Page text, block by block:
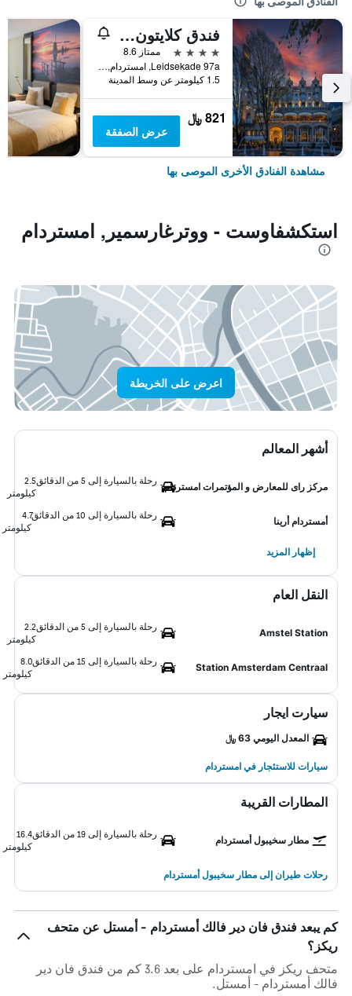
فندق كلايتون أمستردام أمريكان
4 نجوم
ممتاز 8.6
Leidsekade 97a, امستردام, مقاطعة شمال هولندا, هولندا
1.5 كيلومتر عن وسط المدينة
821 ﷼
عرض الصفقة
مشاهدة الفنادق الأخرى الموصى بها
استكشفاوست - ووترغارسمير, امستردام
اعرض على الخريطة
أشهر المعالم
مركز راى للمعارض و المؤتمرات امستردام
رحلة بالسيارة إلى 5 من الدقائق
2.5
كيلومتر
أمستردام أرينا
رحلة بالسيارة إلى 10 من الدقائق
4.7
كيلومتر
إظهار المزيد
النقل العام
Amstel Station
رحلة بالسيارة إلى 5 من الدقائق
2.2
كيلومتر
Station Amsterdam Centraal
رحلة بالسيارة إلى 15 من الدقائق
8.0
كيلومتر
سيارت ايجار
المعدل اليومي 63 ﷼
سيارات للاستئجار في امستردام
المطارات القريبة
مطار سخيبول أمستردام
رحلة بالسيارة إلى 19 من الدقائق
16.4
كيلومتر
رحلات طيران إلى مطار سخيبول أمستردام
كم يبعد فندق فان دير فالك أمستردام - أمستل عن متحف
ريكز؟
متحف ريكز في امستردام على بعد 3.6 كم من فندق فان دير
فالك أمستردام - أمستل.